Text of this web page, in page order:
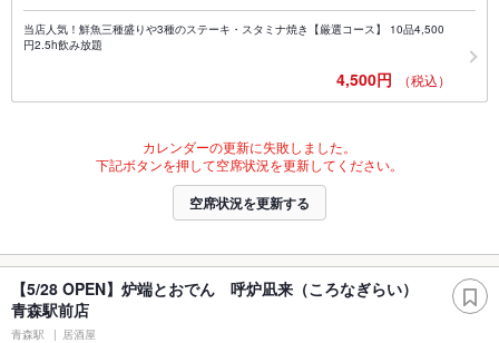
当店人気！鮮魚三種盛りや3種のステーキ・スタミナ焼き【厳選コース】 10品4,500
円2.5h飲み放題
4,500円 （税込）
カレンダーの更新に失敗しました。
下記ボタンを押して空席状況を更新してください。
空席状況を更新する
【5/28 OPEN】炉端とおでん 呼炉凪来（ころなぎらい）
青森駅前店
青森駅 居酒屋